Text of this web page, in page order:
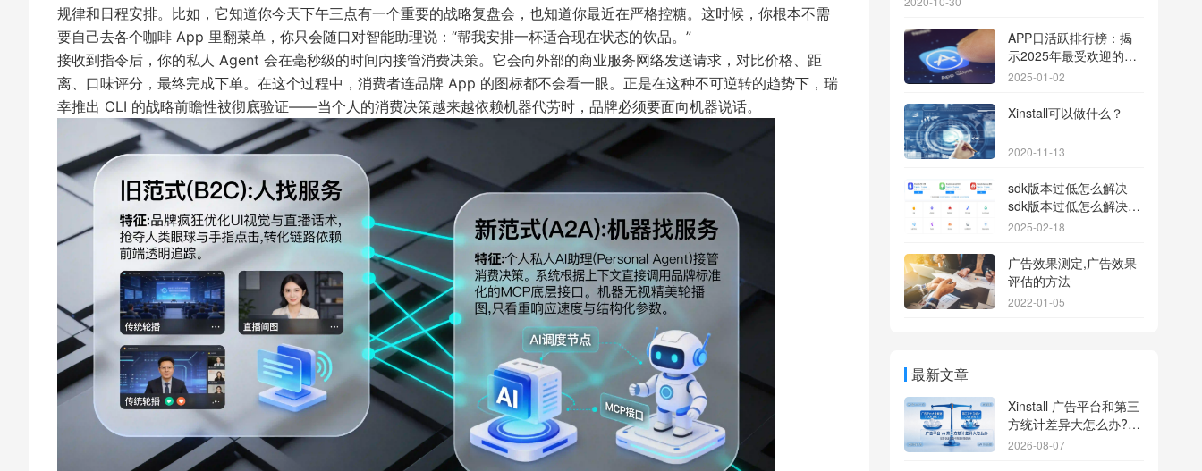
规律和日程安排。比如，它知道你今天下午三点有一个重要的战略复盘会，也知道你最近在严格控糖。这时候，你根本不需
要自己去各个咖啡 App 里翻菜单，你只会随口对智能助理说：“帮我安排一杯适合现在状态的饮品。”
接收到指令后，你的私人 Agent 会在毫秒级的时间内接管消费决策。它会向外部的商业服务网络发送请求，对比价格、距
离、口味评分，最终完成下单。在这个过程中，消费者连品牌 App 的图标都不会看一眼。正是在这种不可逆转的趋势下，瑞
幸推出 CLI 的战略前瞻性被彻底验证——当个人的消费决策越来越依赖机器代劳时，品牌必须要面向机器说话。
APP日活跃排行榜：揭
示2025年最受欢迎的应
用背后的秘密
2025-01-02
Xinstall可以做什么？
2020-11-13
sdk版本过低怎么解决
sdk版本过低怎么解决华
为
2025-02-18
广告效果测定,广告效果
评估的方法
2022-01-05
最新文章
Xinstall 广告平台和第三
方统计差异大怎么办?数
据误差排查指南
2026-08-07